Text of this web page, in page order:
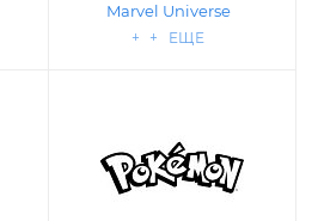
Marvel Universe
+ + ЕЩЕ